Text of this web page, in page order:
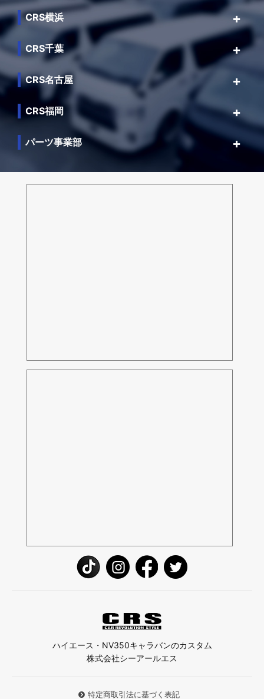
CRS横浜
CRS千葉
CRS名古屋
CRS福岡
パーツ事業部
ハイエース・NV350キャラバンのカスタム
株式会社シーアールエス
特定商取引法に基づく表記